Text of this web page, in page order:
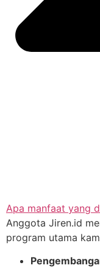
Apa manfaat yang
Anggota Jiren.id
program utama